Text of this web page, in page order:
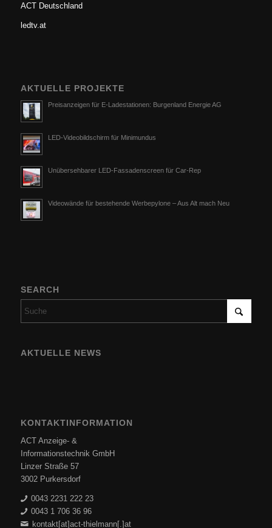
ACT Deutschland
ledtv.at
AKTUELLE PROJEKTE
Preisanzeigen für E-Ladestationen: Burgenland Energie AG
LED-Videobildschirm für Minimundus
Unübersehbarer LED-Fassadenscreen für Car-Rep
Videowände für bestehende Werbepylone – Aus Alt mach Neu
SEARCH
AKTUELLE NEWS
KONTAKTINFORMATION
ACT Anzeige- &
Informationstechnik GmbH
Linzer Straße 57
3002 Purkersdorf
0043 2231 222 23
0043 1 706 36 96
kontakt[at]act-thielmann[.]at